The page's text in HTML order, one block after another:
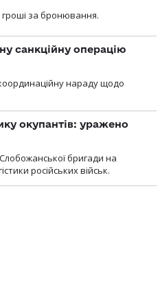
за бронювання.
санкційну операцію
нараду щодо
окупантів: уражено
бригади на
російських військ.